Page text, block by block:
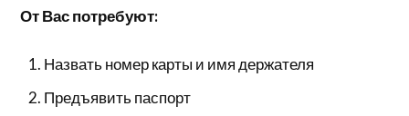
От Вас потребуют:
Назвать номер карты и имя держателя
Предъявить паспорт